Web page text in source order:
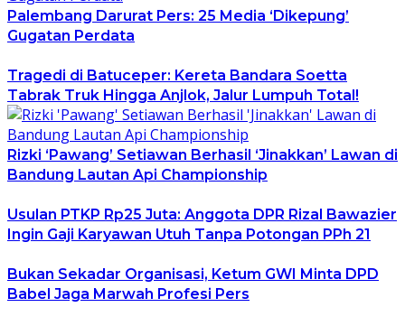
Palembang Darurat Pers: 25 Media ‘Dikepung’
Gugatan Perdata
Tragedi di Batuceper: Kereta Bandara Soetta
Tabrak Truk Hingga Anjlok, Jalur Lumpuh Total!
Rizki ‘Pawang’ Setiawan Berhasil ‘Jinakkan’ Lawan di
Bandung Lautan Api Championship
Usulan PTKP Rp25 Juta: Anggota DPR Rizal Bawazier
Ingin Gaji Karyawan Utuh Tanpa Potongan PPh 21
Bukan Sekadar Organisasi, Ketum GWI Minta DPD
Babel Jaga Marwah Profesi Pers